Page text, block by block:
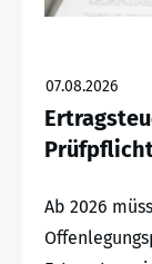
07.08.2026
Ab 2026